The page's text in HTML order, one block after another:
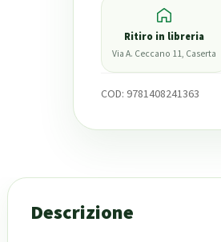
Ritiro in libreria
Via A. Ceccano 11, Caserta
COD: 9781408241363
Descrizione